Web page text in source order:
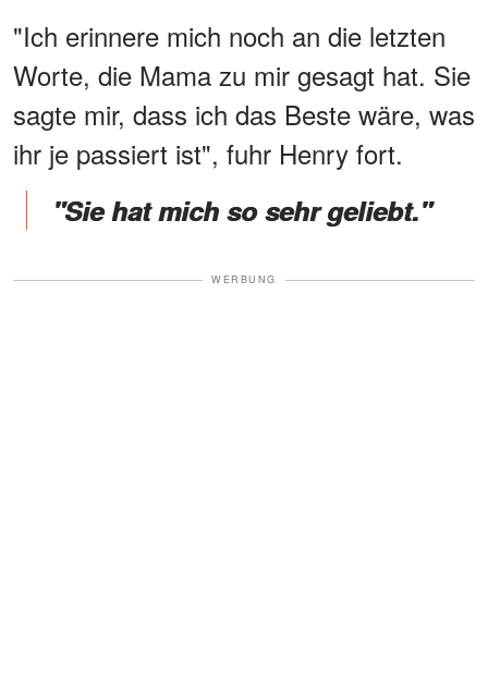
"Ich erinnere mich noch an die letzten
Worte, die Mama zu mir gesagt hat. Sie
sagte mir, dass ich das Beste wäre, was
ihr je passiert ist", fuhr Henry fort.
"Sie hat mich so sehr geliebt."
WERBUNG